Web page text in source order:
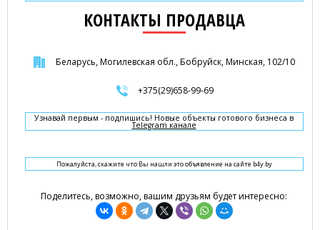
КОНТАКТЫ ПРОДАВЦА
Беларусь, Могилевская обл., Бобруйск, Минская, 102/10
+375(29)658-99-69
Узнавай первым - подпишись! Новые объекты готового бизнеса в
Telegram канале
Пожалуйста, скажите что Вы нашли это объявление на сайте b4y.by
Поделитесь, возможно, вашим друзьям будет интересно: